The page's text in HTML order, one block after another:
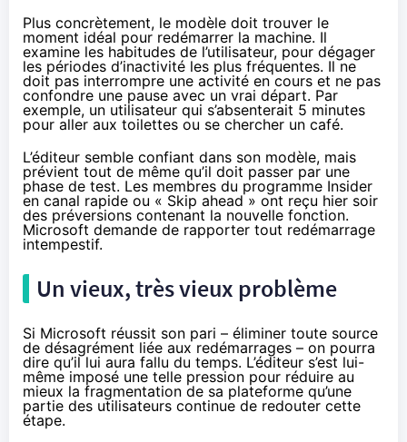
Plus concrètement, le modèle doit trouver le
moment idéal pour redémarrer la machine. Il
examine les habitudes de l’utilisateur, pour dégager
les périodes d’inactivité les plus fréquentes. Il ne
doit pas interrompre une activité en cours et ne pas
confondre une pause avec un vrai départ. Par
exemple, un utilisateur qui s’absenterait 5 minutes
pour aller aux toilettes ou se chercher un café.
L’éditeur semble confiant dans son modèle, mais
prévient tout de même qu’il doit passer par une
phase de test. Les membres du programme Insider
en canal rapide ou « Skip ahead » ont reçu hier soir
des préversions contenant la nouvelle fonction.
Microsoft demande de rapporter tout redémarrage
intempestif.
Un vieux, très vieux problème
Si Microsoft réussit son pari – éliminer toute source
de désagrément liée aux redémarrages – on pourra
dire qu’il lui aura fallu du temps. L’éditeur s’est lui-
même imposé une telle pression pour réduire au
mieux la fragmentation de sa plateforme qu’une
partie des utilisateurs continue de redouter cette
étape.